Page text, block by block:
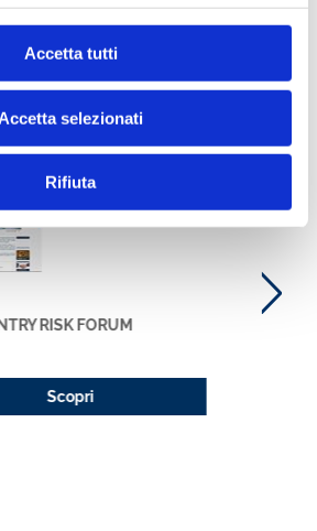
Accetta tutti
Accetta selezionati
Rifiuta
interessare anche
RISK FORUM
Scopri